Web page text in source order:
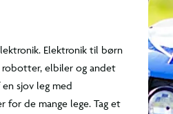
for elektronik.
højtalere,
kan altså
hvor det kun er